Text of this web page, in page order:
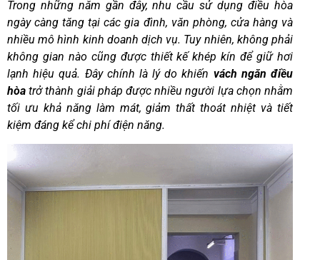
Trong những năm gần đây, nhu cầu sử dụng điều hòa
ngày càng tăng tại các gia đình, văn phòng, cửa hàng và
nhiều mô hình kinh doanh dịch vụ. Tuy nhiên, không phải
không gian nào cũng được thiết kế khép kín để giữ hơi
lạnh hiệu quả. Đây chính là lý do khiến vách ngăn điều
hòa trở thành giải pháp được nhiều người lựa chọn nhằm
tối ưu khả năng làm mát, giảm thất thoát nhiệt và tiết
kiệm đáng kể chi phí điện năng.